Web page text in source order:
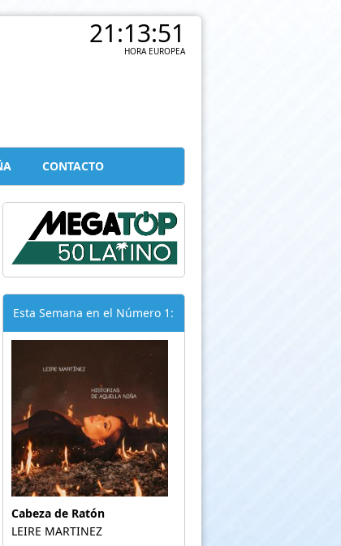
21:13:52
HORA EUROPEA
CONTACTO
Esta Semana en el Número 1:
Cabeza de Ratón
LEIRE MARTINEZ